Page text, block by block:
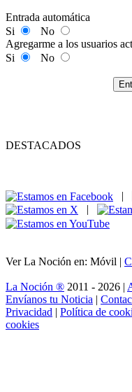
Entrada automática
Si
No
Agregarme a los usuarios
Si
No
DESTACADOS
|
|
Ver La Noción en: Móvil |
La Noción ® 2011 - 2026 |
Envíanos tu Noticia |
Privacidad | Política de
cookies